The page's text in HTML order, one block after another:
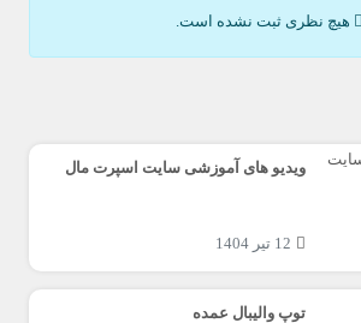
هیچ نظری ثبت نشده است.
ویدیو های آموزشی سایت اسپرت مال
12 تیر 1404
توپ والیبال عمده